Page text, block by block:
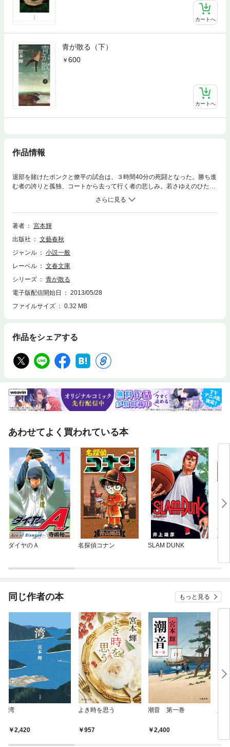
カートへ
青が散る（下）
600
カートへ
作品情報
退部を賭けたポンクと燎平の試合は、３時間40分の死闘となった。勝ち進
む者の誇りと孤独、コートから去って行く者の悲しみ。若さゆえのひたむ
きで無謀な賭けに運命を翻弄されながらも、自らの道を懸命に切り開いて
いこうとする男女たち。「青春」という一度だけの時間の崇高さと残酷さ
を描き切った永遠の名作。
著者
宮本輝
出版社
文藝春秋
ジャンル
小説一般
レーベル
文春文庫
シリーズ
青が散る
電子版配信開始日
2013/05/28
ファイルサイズ
0.32 MB
作品をシェアする
あわせてよく買われている本
ダイヤのＡ 名探偵コナン SLAM DUNK
同じ作者の本 もっと見る
湾
2,420
よき時を思う
957
潮音 第一巻
2,400